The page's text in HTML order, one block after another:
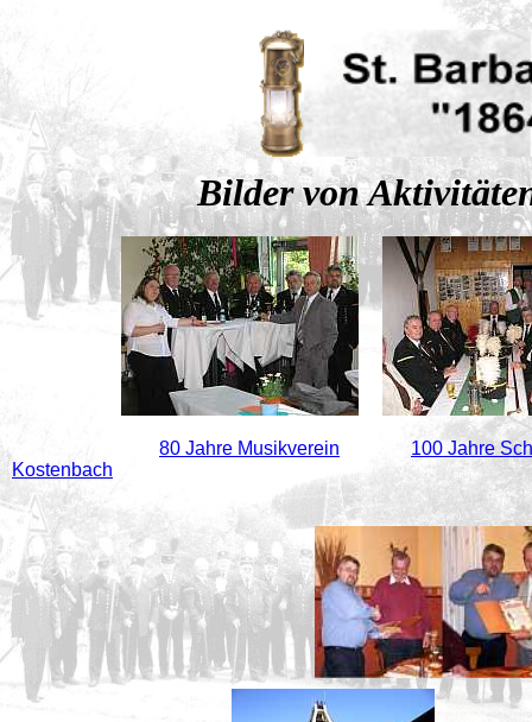
Bilder von
80 Jahre Musikverein
100 Jahre
Kostenbach